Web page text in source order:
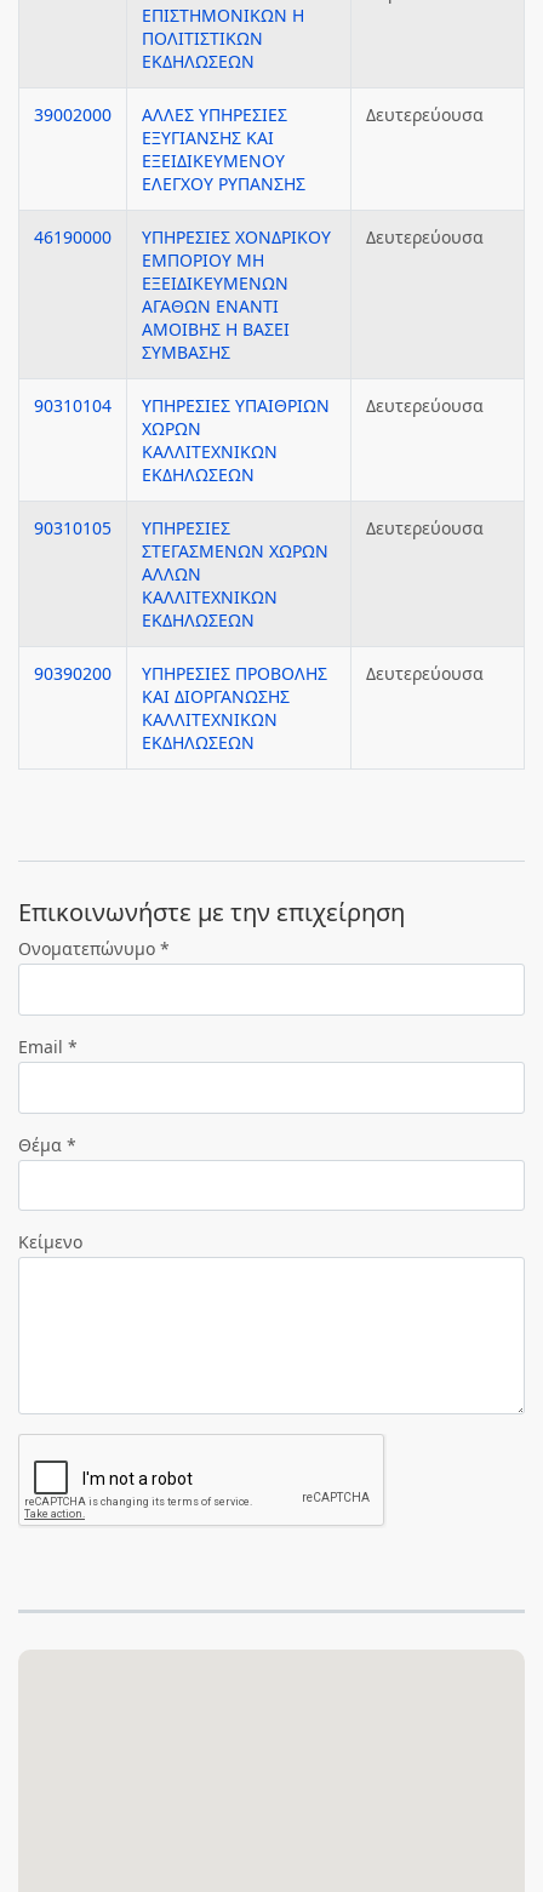
ΕΠΙΣΤΗΜΟΝΙΚΩΝ Η
ΠΟΛΙΤΙΣΤΙΚΩΝ
ΕΚΔΗΛΩΣΕΩΝ
39002000
ΑΛΛΕΣ ΥΠΗΡΕΣΙΕΣ
ΕΞΥΓΙΑΝΣΗΣ ΚΑΙ
ΕΞΕΙΔΙΚΕΥΜΕΝΟΥ
ΕΛΕΓΧΟΥ ΡΥΠΑΝΣΗΣ
Δευτερεύουσα
46190000
ΥΠΗΡΕΣΙΕΣ ΧΟΝΔΡΙΚΟΥ
ΕΜΠΟΡΙΟΥ ΜΗ
ΕΞΕΙΔΙΚΕΥΜΕΝΩΝ
ΑΓΑΘΩΝ ΕΝΑΝΤΙ
ΑΜΟΙΒΗΣ Η ΒΑΣΕΙ
ΣΥΜΒΑΣΗΣ
Δευτερεύουσα
90310104
ΥΠΗΡΕΣΙΕΣ ΥΠΑΙΘΡΙΩΝ
ΧΩΡΩΝ
ΚΑΛΛΙΤΕΧΝΙΚΩΝ
ΕΚΔΗΛΩΣΕΩΝ
Δευτερεύουσα
90310105
ΥΠΗΡΕΣΙΕΣ
ΣΤΕΓΑΣΜΕΝΩΝ ΧΩΡΩΝ
ΑΛΛΩΝ
ΚΑΛΛΙΤΕΧΝΙΚΩΝ
ΕΚΔΗΛΩΣΕΩΝ
Δευτερεύουσα
90390200
ΥΠΗΡΕΣΙΕΣ ΠΡΟΒΟΛΗΣ
ΚΑΙ ΔΙΟΡΓΑΝΩΣΗΣ
ΚΑΛΛΙΤΕΧΝΙΚΩΝ
ΕΚΔΗΛΩΣΕΩΝ
Δευτερεύουσα
Eπικοινωνήστε με την επιχείρηση
Ονοματεπώνυμο *
Email *
Θέμα *
Κείμενο